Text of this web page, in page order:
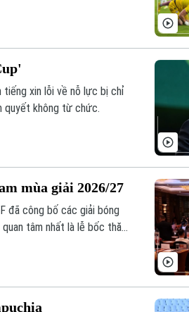
tiếng xin lỗi về nỗ lực bị chỉ
quyết không từ chức.
mùa giải 2026/27
đã công bố các giải bóng
tâm nhất là lễ bốc thăm